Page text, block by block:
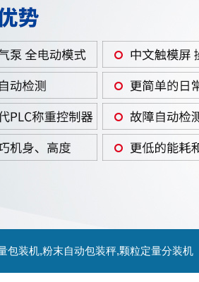
包装机,粉末自动包装秤,颗粒定量分装机